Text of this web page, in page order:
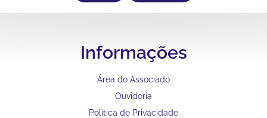
Informações
Área do Associado
Ouvidoria
Política de Privacidade